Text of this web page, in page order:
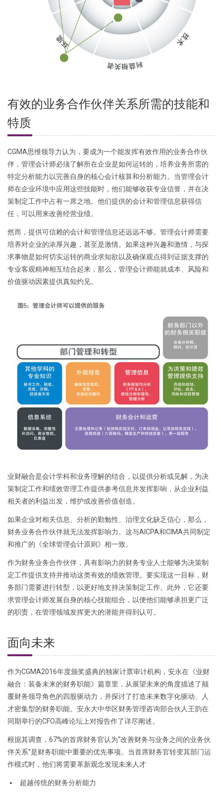
有效的业务合作伙伴关系所需的技能和
特质
CGMA思维领导力认为，要成为一个能发挥有效作用的业务合作伙
伴，管理会计师必须了解所在企业是如何运转的，培养业务所需的
特定分析能力以完善自身的核心会计核算和分析能力。当管理会计
师在企业环境中应用这些技能时，他们能够收获专业信誉，并在决
策制定工作中占有一席之地。他们提供的会计和管理信息获得信
任，可以用来改善经营业绩。
然而，提供可信赖的会计和管理信息还远远不够。管理会计师需要
培养对企业的浓厚兴趣，甚至是激情。如果这种兴趣和激情，与探
求事物是如何切实运转的商业求知欲以及确保观点得到证据支撑的
专业客观精神相互结合起来，那么，管理会计师能就成本、风险和
价值驱动因素提供真知灼见。
业财融合是会计学科和业务理解的结合，以提供分析或见解，为决
策制定工作和绩效管理工作提供参考信息并发挥影响，从企业利益
相关者的利益出发，维护或改善价值创造。
如果企业对相关信息、分析的勤勉性、治理文化缺乏信心，那么，
财务业务合作伙伴就无法发挥影响力。这与AICPA和CIMA共同制定
和推广的《全球管理会计原则》相一致。
作为财务业务合作伙伴，具有影响力的财务专业人士能够为决策制
定工作提供支持并推动这类有效的绩效管理。要实现这一目标，财
务部门需要进行转型，以更好地支持决策制定工作。此外，它还要
求管理会计师发展自身的核心技能组合，以便他们能够承担更广泛
的职责，在管理领域发挥更大的潜能并得到认可。
面向未来
作为CGMA2016年度颁奖盛典的独家计票审计机构，安永在《业财
融合：装备未来的财务职能》篇章里，从展望未来的角度描述了颠
覆财务领导角色的四股驱动力，并探讨了打造未来数字化驱动、人
才密集型的财务职能。安永大中华区财务管理咨询部合伙人王韵在
同期举行的CFO高峰论坛上对报告作了详尽阐述。
根据其调查，67%的首席财务官认为“改善财务与业务之间的业务伙
伴关系”是财务职能中重要的优先事项。当首席财务官转变其部门运
作模式时，他们将需要革新观念发现未来人才
超越传统的财务分析能力